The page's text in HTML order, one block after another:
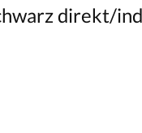
direkt/